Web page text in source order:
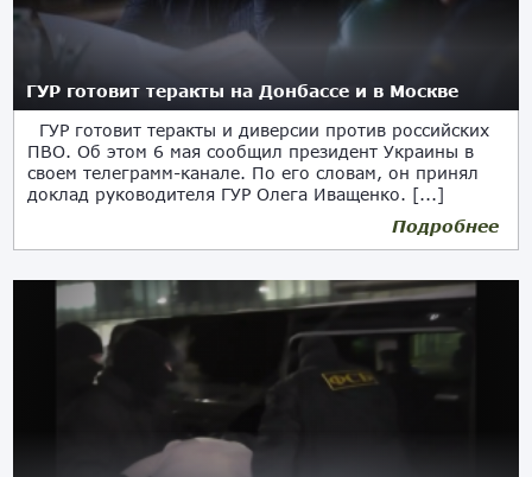
ГУР готовит теракты на Донбассе и в Москве
ГУР готовит теракты и диверсии против российских
ПВО. Об этом 6 мая сообщил президент Украины в
своем телеграмм-канале. По его словам, он принял
доклад руководителя ГУР Олега Иващенко. [...]
Подробнее